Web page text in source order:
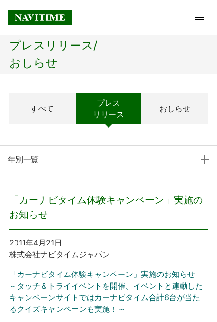
トップページ
経営理念
プレスリリース
プレスリリース
おしらせ
サービス
個人向けサービス
プレスリリース/
おしらせ
すべて
プレス
リリース
おしらせ
年別一覧
「カーナビタイム体験キャンペーン」実施の
お知らせ
2011年4月21日
株式会社ナビタイムジャパン
「カーナビタイム体験キャンペーン」実施のお知らせ
～タッチ＆トライイベントを開催、イベントと連動した
キャンペーンサイトではカーナビタイム合計6台が当た
るクイズキャンペーンも実施！～